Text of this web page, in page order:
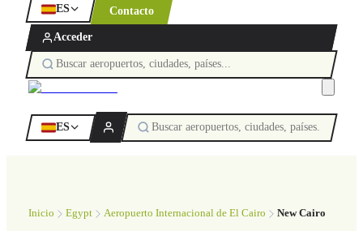
ES Contacto
Acceder
ES
Inicio Egypt Aeropuerto Internacional de El Cairo New Cairo